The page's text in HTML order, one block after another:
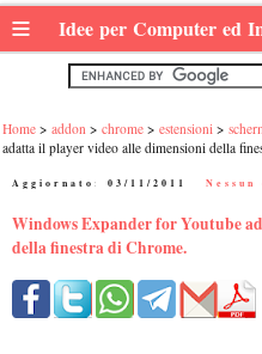
≡ Idee per Computer ed
Home addon chrome estensioni
adatta il player video alle dimensioni della
Aggiornato: 03/11/2011 Nessun
Windows Expander for Youtube
della finestra di Chrome.